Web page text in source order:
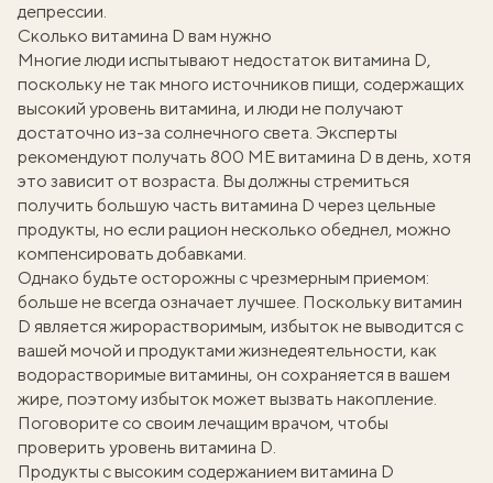
депрессии.
Сколько витамина D вам нужно
Многие люди испытывают недостаток витамина D,
поскольку не так много источников пищи, содержащих
высокий уровень витамина, и люди не получают
достаточно из-за солнечного света. Эксперты
рекомендуют получать 800 МЕ витамина D в день, хотя
это зависит от возраста. Вы должны стремиться
получить большую часть витамина D через цельные
продукты, но если рацион несколько обеднел, можно
компенсировать добавками.
Однако будьте осторожны с чрезмерным приемом:
больше не всегда означает лучшее. Поскольку витамин
D является жирорастворимым, избыток не выводится с
вашей мочой и продуктами жизнедеятельности, как
водорастворимые витамины, он сохраняется в вашем
жире, поэтому избыток может вызвать накопление.
Поговорите со своим лечащим врачом, чтобы
проверить уровень витамина D.
Продукты с высоким содержанием витамина D